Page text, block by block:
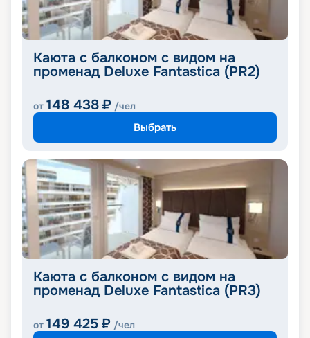
Каюта с балконом с видом на
променад Deluxe Fantastica (PR2)
от 148 438 ₽ /чел
Выбрать
Каюта с балконом с видом на
променад Deluxe Fantastica (PR3)
от 149 425 ₽ /чел